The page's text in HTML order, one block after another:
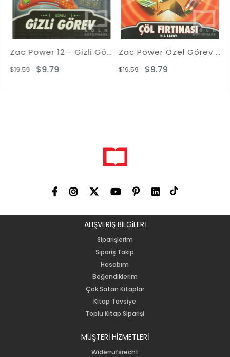
Zac Power 12 - Gizli Görev
$9.79
Zac Power Özel Görev 1 - Çöl Fırtınası
$9.79
ALIŞVERİŞ BİLGiLERİ
Siparişlerim
Sipariş Takip
Hesabım
Beğendiklerim
Çok Satan Kitaplar
Kitap Tavsiye
Toplu Kitap Siparişi
MÜŞTERİ HİZMETLERİ
Widerrufsrecht